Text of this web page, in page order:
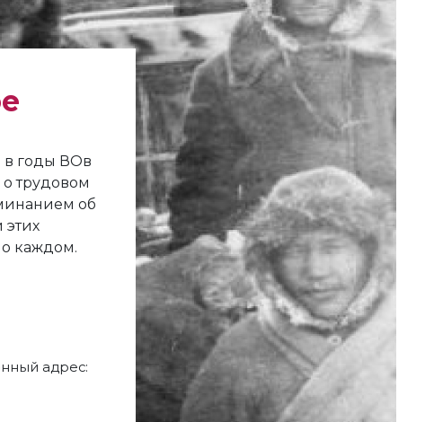
в годы ВОв
трудовом
об
этих
каждом.
адрес: